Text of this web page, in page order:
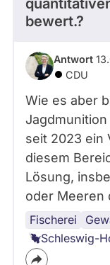
bewert.?
Antwort
CDU
Wie es aber
seit 2023 ein
diesem
Lösung,
oder Meeren
Fischerei
Schleswig-